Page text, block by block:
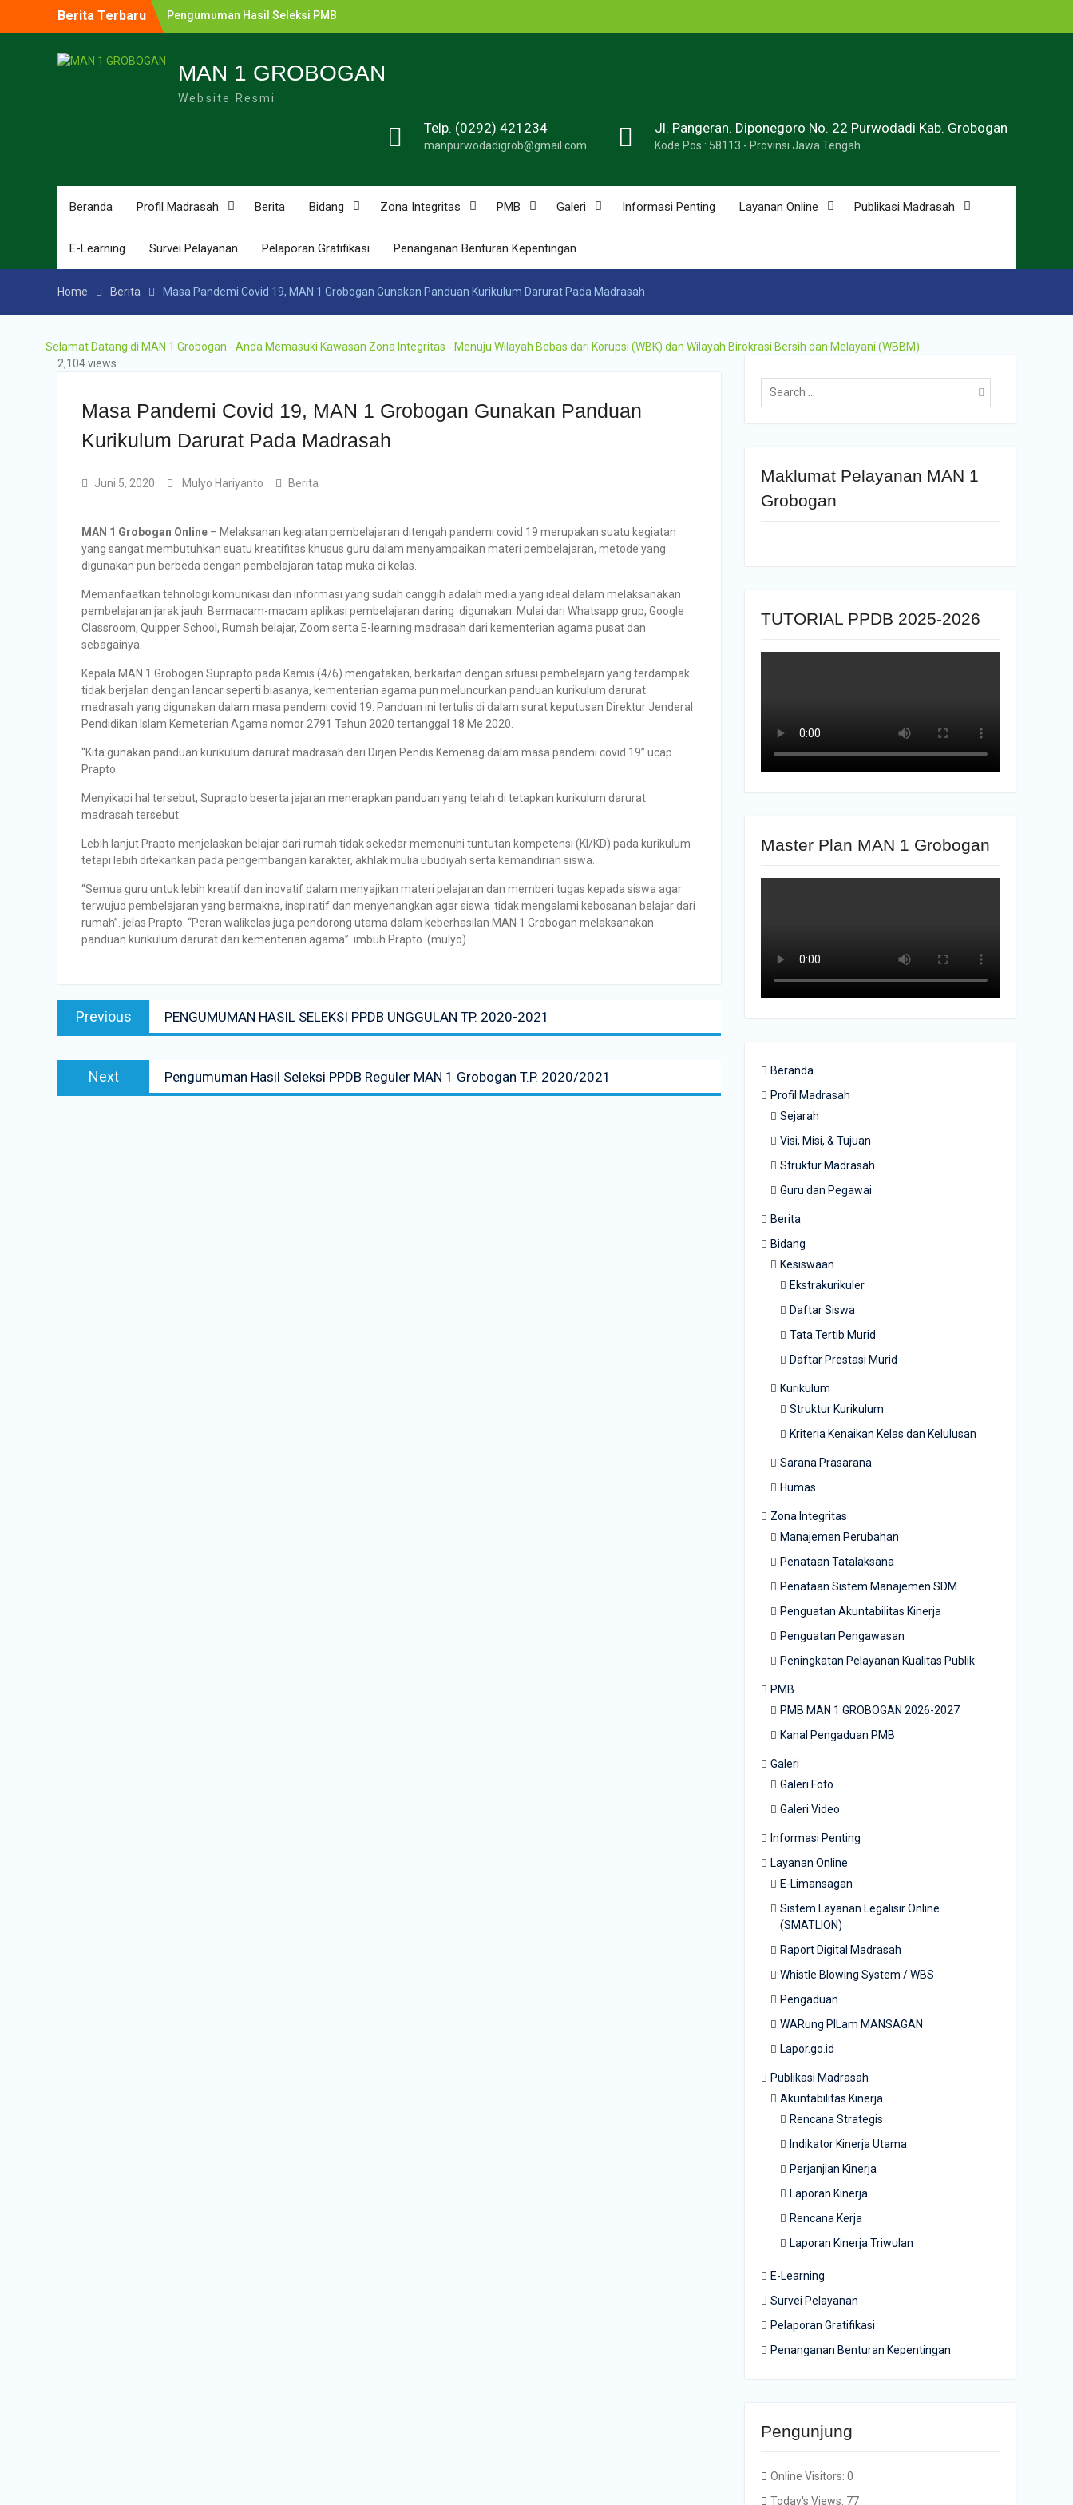
Berita Terbaru
Pengumuman Hasil Seleksi PMB
Gelombang 2 MAN 1 Grobogan Tahun
Pengumuman Hasil Seleksi PMB MAN 1
Grobogan Program Boarding Sains,
Olimpiade, Tahfidz, Olahraga Tahun
(PMB) MAN 1 Grobogan Tahun Ajaran
Program Unggulan MAN 1 Grobogan
Tahun Pelajaran 2025-2026
MAN 1 GROBOGAN
Website Resmi
Telp. (0292) 421234
manpurwodadigrob@gmail.com
Jl. Pangeran. Diponegoro No. 22 Purwodadi Kab. Grobogan
Kode Pos : 58113 - Provinsi Jawa Tengah
Beranda Profil Madrasah Berita Bidang Zona Integritas PMB Galeri Informasi Penting Layanan Online Publikasi Madrasah
E-Learning Survei Pelayanan Pelaporan Gratifikasi Penanganan Benturan Kepentingan
Home Berita Masa Pandemi Covid 19, MAN 1 Grobogan Gunakan Panduan Kurikulum Darurat Pada Madrasah
Selamat Datang di MAN 1 Grobogan - Anda Memasuki Kawasan Zona Integritas - Menuju Wilayah Bebas dari Korupsi (WBK) dan Wilayah Birokrasi Bersih dan Melayani (WBBM)
2,104 views
Masa Pandemi Covid 19, MAN 1 Grobogan Gunakan Panduan
Kurikulum Darurat Pada Madrasah
Juni 5, 2020 Mulyo Hariyanto Berita
MAN 1 Grobogan Online – Melaksanan kegiatan pembelajaran ditengah pandemi covid 19 merupakan suatu kegiatan
yang sangat membutuhkan suatu kreatifitas khusus guru dalam menyampaikan materi pembelajaran, metode yang
digunakan pun berbeda dengan pembelajaran tatap muka di kelas.
Memanfaatkan tehnologi komunikasi dan informasi yang sudah canggih adalah media yang ideal dalam melaksanakan
pembelajaran jarak jauh. Bermacam-macam aplikasi pembelajaran daring digunakan. Mulai dari Whatsapp grup, Google
Classroom, Quipper School, Rumah belajar, Zoom serta E-learning madrasah dari kementerian agama pusat dan
sebagainya.
Kepala MAN 1 Grobogan Suprapto pada Kamis (4/6) mengatakan, berkaitan dengan situasi pembelajarn yang terdampak
tidak berjalan dengan lancar seperti biasanya, kementerian agama pun meluncurkan panduan kurikulum darurat
madrasah yang digunakan dalam masa pendemi covid 19. Panduan ini tertulis di dalam surat keputusan Direktur Jenderal
Pendidikan Islam Kemeterian Agama nomor 2791 Tahun 2020 tertanggal 18 Me 2020.
“Kita gunakan panduan kurikulum darurat madrasah dari Dirjen Pendis Kemenag dalam masa pandemi covid 19” ucap
Prapto.
Menyikapi hal tersebut, Suprapto beserta jajaran menerapkan panduan yang telah di tetapkan kurikulum darurat
madrasah tersebut.
Lebih lanjut Prapto menjelaskan belajar dari rumah tidak sekedar memenuhi tuntutan kompetensi (KI/KD) pada kurikulum
tetapi lebih ditekankan pada pengembangan karakter, akhlak mulia ubudiyah serta kemandirian siswa.
“Semua guru untuk lebih kreatif dan inovatif dalam menyajikan materi pelajaran dan memberi tugas kepada siswa agar
terwujud pembelajaran yang bermakna, inspiratif dan menyenangkan agar siswa tidak mengalami kebosanan belajar dari
rumah”. jelas Prapto. “Peran walikelas juga pendorong utama dalam keberhasilan MAN 1 Grobogan melaksanakan
panduan kurikulum darurat dari kementerian agama”. imbuh Prapto. (mulyo)
Previous PENGUMUMAN HASIL SELEKSI PPDB UNGGULAN TP. 2020-2021
Next Pengumuman Hasil Seleksi PPDB Reguler MAN 1 Grobogan T.P. 2020/2021
Maklumat Pelayanan MAN 1
Grobogan
TUTORIAL PPDB 2025-2026
Master Plan MAN 1 Grobogan
Beranda
Profil Madrasah
Sejarah
Visi, Misi, & Tujuan
Struktur Madrasah
Guru dan Pegawai
Berita
Bidang
Kesiswaan
Ekstrakurikuler
Daftar Siswa
Tata Tertib Murid
Daftar Prestasi Murid
Kurikulum
Struktur Kurikulum
Kriteria Kenaikan Kelas dan Kelulusan
Sarana Prasarana
Humas
Zona Integritas
Manajemen Perubahan
Penataan Tatalaksana
Penataan Sistem Manajemen SDM
Penguatan Akuntabilitas Kinerja
Penguatan Pengawasan
Peningkatan Pelayanan Kualitas Publik
PMB
PMB MAN 1 GROBOGAN 2026-2027
Kanal Pengaduan PMB
Galeri
Galeri Foto
Galeri Video
Informasi Penting
Layanan Online
E-Limansagan
Sistem Layanan Legalisir Online
(SMATLION)
Raport Digital Madrasah
Whistle Blowing System / WBS
Pengaduan
WARung PILam MANSAGAN
Lapor.go.id
Publikasi Madrasah
Akuntabilitas Kinerja
Rencana Strategis
Indikator Kinerja Utama
Perjanjian Kinerja
Laporan Kinerja
Rencana Kerja
Laporan Kinerja Triwulan
E-Learning
Survei Pelayanan
Pelaporan Gratifikasi
Penanganan Benturan Kepentingan
Pengunjung
Online Visitors: 0
Today's Views: 77